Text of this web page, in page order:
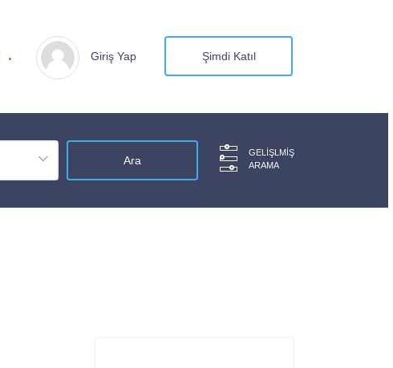
Giriş Yap Şimdi Katıl
GELIŞLMIŞ
ARAMA